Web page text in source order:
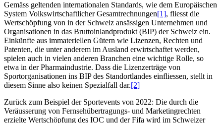
Gemäss geltenden internationalen Standards, wie dem Europäischen
System Volkswirtschaftlicher Gesamtrechnungen[1], fliesst die
Wertschöpfung von in der Schweiz ansässigen Unternehmen und
Organisationen in das Bruttoinlandprodukt (BIP) der Schweiz ein.
Einkünfte aus immateriellen Gütern wie Lizenzen, Rechten und
Patenten, die unter anderem im Ausland erwirtschaftet werden,
spielen auch in vielen anderen Branchen eine wichtige Rolle, so
etwa in der Pharmaindustrie. Dass die Lizenzerträge von
Sportorganisationen ins BIP des Standortlandes einfliessen, stellt in
diesem Sinne also keinen Spezialfall dar.[2]
Zurück zum Beispiel der Sportevents von 2022: Die durch die
Veräusserung von Fernsehübertragungs‑ und Marketingrechten
erzielte Wertschöpfung des IOC und der Fifa wird im Schweizer